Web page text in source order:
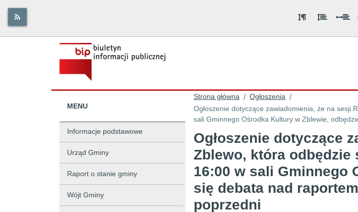
MENU
Informacje podstawowe
Urząd Gminy
Raport o stanie gminy
Wójt Gminy
Strona główna / Ogłoszenia /
Ogłoszenie dotyczące zawiadomienia, że na sesji
sali Gminnego Ośrodka Kultury w Zblewie,
Ogłoszenie dotyczące
Zblewo, która odbędzie
16:00 w sali Gminnego
się debata nad
poprzedni